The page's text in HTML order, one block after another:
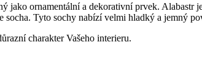
jako ornamentální a dekorativní prvek. Alabastr
socha. Tyto sochy nabízí velmi hladký a jemný
charakter Vašeho interieru.